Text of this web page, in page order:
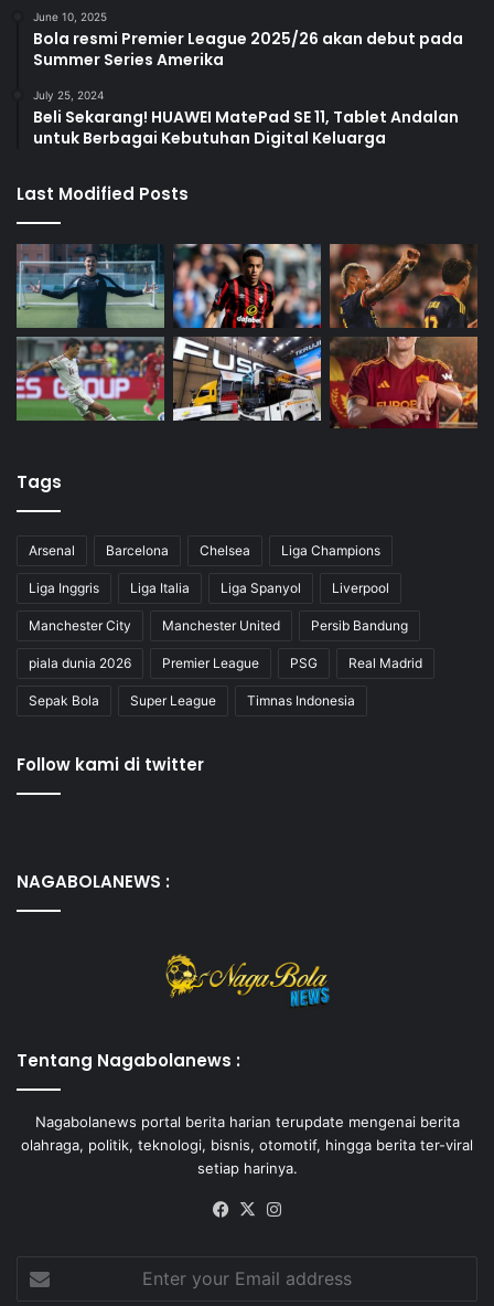
June 10, 2025
Bola resmi Premier League 2025/26 akan debut pada
Summer Series Amerika
July 25, 2024
Beli Sekarang! HUAWEI MatePad SE 11, Tablet Andalan
untuk Berbagai Kebutuhan Digital Keluarga
Last Modified Posts
Tags
Arsenal Barcelona Chelsea Liga Champions
Liga Inggris Liga Italia Liga Spanyol Liverpool
Manchester City Manchester United Persib Bandung
piala dunia 2026 Premier League PSG Real Madrid
Sepak Bola Super League Timnas Indonesia
Follow kami di twitter
NAGABOLANEWS :
Tentang Nagabolanews :
Nagabolanews portal berita harian terupdate mengenai berita
olahraga, politik, teknologi, bisnis, otomotif, hingga berita ter-viral
setiap harinya.
Facebook
X
your